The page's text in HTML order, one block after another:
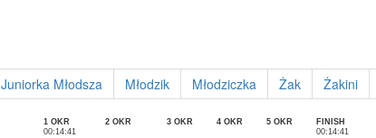
Juniorka Młodsza Młodzik Młodziczka Żak Żakini
1 OKR 2 OKR 3 OKR 4 OKR 5 OKR FINISH
00:14:41 00:14:41